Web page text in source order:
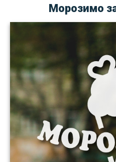
Морозимо